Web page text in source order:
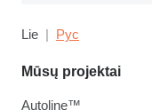
Lie Рус
Mūsų projektai
Autoline™